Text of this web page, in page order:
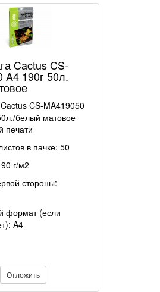
Cactus CS-
A4 190г 50л.
CS-MA419050
белый матовое
печати
в пачке: 50
г/м2
стороны:
формат (если
A4
Отложить